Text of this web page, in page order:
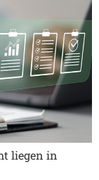
liegen in